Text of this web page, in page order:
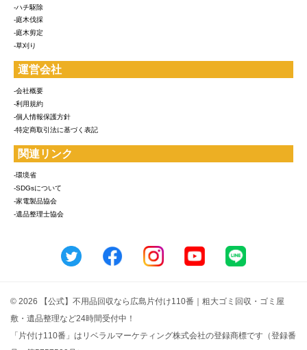
-ハチ駆除
-庭木伐採
-庭木剪定
-草刈り
運営会社
-会社概要
-利用規約
-個人情報保護方針
-特定商取引法に基づく表記
関連リンク
-環境省
-SDGsについて
-家電製品協会
-遺品整理士協会
© 2026 【公式】不用品回収なら広島片付け110番｜粗大ゴミ回収・ゴミ屋
敷・遺品整理など24時間受付中！
「片付け110番」はリベラルマーケティング株式会社の登録商標です（登録番